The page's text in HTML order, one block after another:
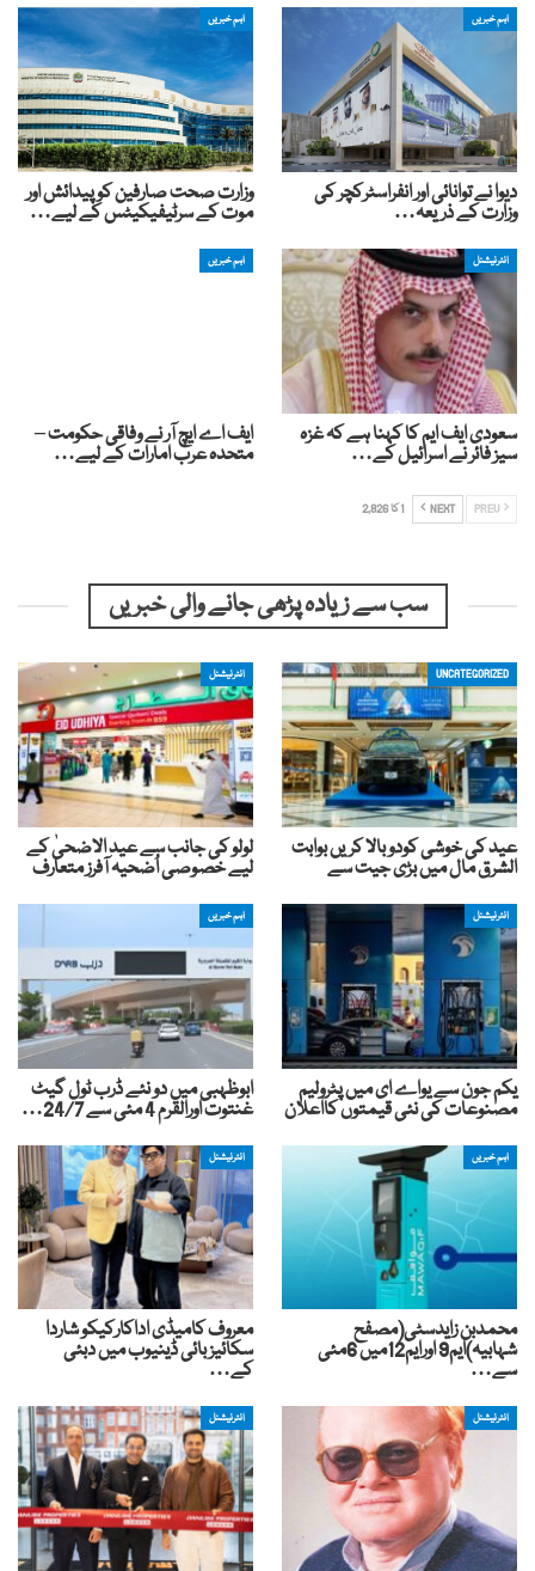
اہم خبریں
دیوا نے توانائی اور انفراسٹرکچر کی
وزارت کے ذریعہ…
اہم خبریں
وزارت صحت صارفین کو پیدائش اور
موت کے سرٹیفیکیٹس کے لیے…
انٹرنیشنل
سعودی ایف ایم کا کہنا ہے کہ غزہ
سیز فائر نے اسرائیل کے…
اہم خبریں
ایف اے ایچ آر نے وفاقی حکومت –
متحدہ عرب امارات کے لیے…
NEXT 1 کا 2,826
سب سے زیادہ پڑھی جانے والی خبریں
UNCATEGORIZED
عید کی خوشی کودوبالا کریں بوابت
الشرق مال میں بڑی جیت سے
انٹرنیشنل
لولو کی جانب سے عید الاضحیٰ کے
لیے خصوصی اُضحیہ آفرز متعارف
انٹرنیشنل
یکم جون سے یواے ای میں پٹرولیم
مصنوعات کی نئی قیمتوں کااعلان
اہم خبریں
ابوظہبی میں دو نئے ڈرب ٹول گیٹ
غنتوت اورالقرم 4 مئی سے 24/7…
اہم خبریں
محمدبن زایدسٹی(مصفح
شہابیہ)ایم9 اورایم12میں 6مئی
سے…
انٹرنیشنل
معروف کامیڈی اداکارکیکو شاردا
سکائیز بائی ڈینیوب میں دبئی
کے…
انٹرنیشنل انٹرنیشنل